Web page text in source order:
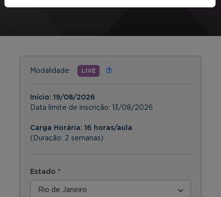
Modalidade: LIVE
Início: 19/08/2026
Data limite de inscrição: 13/08/2026
Carga Horária: 16 horas/aula
(Duração: 2 semanas)
Estado *